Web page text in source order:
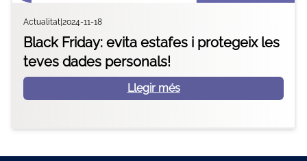
Actualitat 2024-11-18
Black Friday: evita estafes i protegeix les
teves dades personals!
Llegir més